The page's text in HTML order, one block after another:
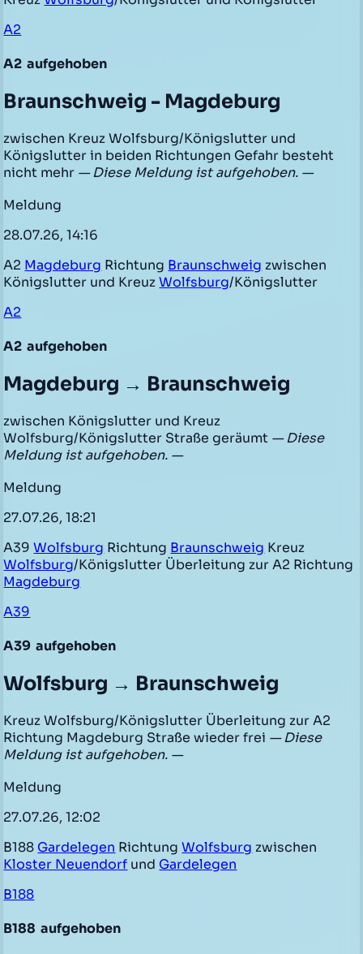
A2
A2 aufgehoben
Braunschweig - Magdeburg
zwischen Kreuz Wolfsburg/Königslutter und
Königslutter in beiden Richtungen Gefahr besteht
nicht mehr — Diese Meldung ist aufgehoben. —
Meldung
28.07.26, 14:16
A2 Magdeburg Richtung Braunschweig zwischen
Königslutter und KreuzWolfsburg/Königslutter
A2
A2 aufgehoben
Magdeburg → Braunschweig
zwischen Königslutter und Kreuz
Wolfsburg/Königslutter Straße geräumt — Diese
Meldung ist aufgehoben. —
Meldung
27.07.26, 18:21
A39Wolfsburg Richtung Braunschweig Kreuz
Wolfsburg/Königslutter Überleitung zur A2 Richtung
Magdeburg
A39
A39 aufgehoben
Wolfsburg → Braunschweig
Kreuz Wolfsburg/Königslutter Überleitung zur A2
Richtung Magdeburg Straße wieder frei — Diese
Meldung ist aufgehoben. —
Meldung
27.07.26, 12:02
B188 Gardelegen RichtungWolfsburg zwischen
Kloster Neuendorf und Gardelegen
B188
B188 aufgehoben